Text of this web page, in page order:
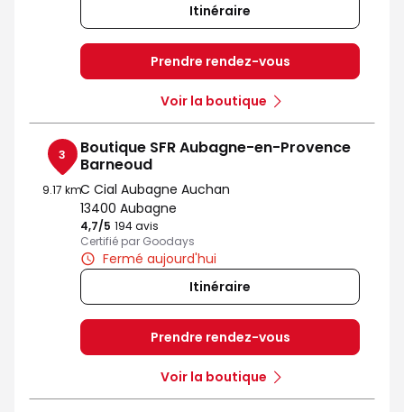
Itinéraire
Prendre rendez-vous
Voir la boutique
3
9.17 km
Boutique SFR Aubagne-en-Provence
Barneoud
C Cial Aubagne Auchan
13400 Aubagne
4,7/5 Note de 4.7 sur 5
194 avis
Certifié par Goodays
Fermé aujourd'hui
Itinéraire
Prendre rendez-vous
Voir la boutique